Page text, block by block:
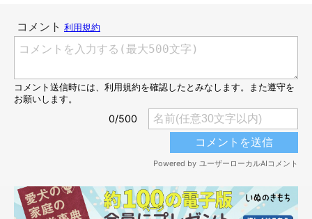
ところで、毎年梅雨明け直後は早朝でも暑いのに今年は幾分マシ
に思える…ってもうお盆も近いからですね。お盆と言えば、例年
は都会から友人知人がマロたんに会いに来てくれるのですが、今
年は一切予定なし。寂しいけど仕方ない。仕方ないけど寂しい。